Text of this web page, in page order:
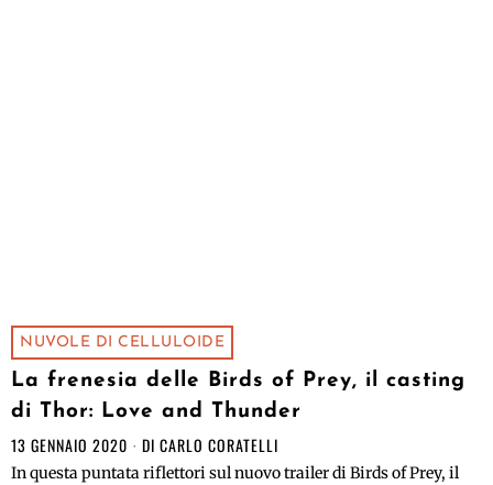
NUVOLE DI CELLULOIDE
La frenesia delle Birds of Prey, il casting
di Thor: Love and Thunder
13 GENNAIO 2020 DI CARLO CORATELLI
In questa puntata riflettori sul nuovo trailer di Birds of Prey, il